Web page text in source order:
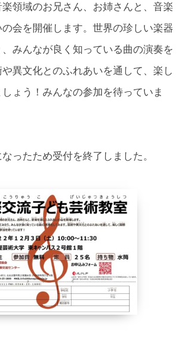
領域のお兄さん、お姉さんと、音楽
会を開催します。世界の珍しい楽器
みんなが良く知っている曲の演奏を
異文化とのふれあいを通して、楽し
ょう！みんなの参加を待っていま
ったため受付を終了しました。